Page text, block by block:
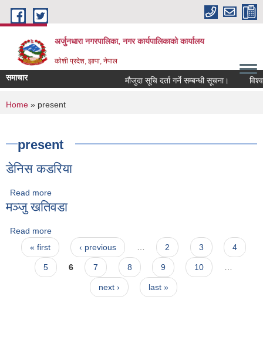
Skip to main content
अर्जुनधारा नगरपालिका, नगर कार्यपालिकाको कार्यालय
कोशी प्रदेश, झापा, नेपाल
समाचार मौजुदा सूचि दर्ता गर्ने सम्बन्धी सूचना।
You are here
Home » present
present
डेनिस कडरिया
Read more
मञ्जु खतिवडा
Read more
Pages
« first ‹ previous … 2 3 4
5 6 7 8 9 10 …
next › last »